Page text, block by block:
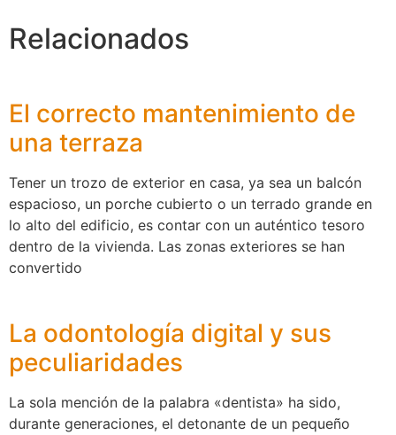
Relacionados
El correcto mantenimiento de
una terraza
Tener un trozo de exterior en casa, ya sea un balcón
espacioso, un porche cubierto o un terrado grande en
lo alto del edificio, es contar con un auténtico tesoro
dentro de la vivienda. Las zonas exteriores se han
convertido
La odontología digital y sus
peculiaridades
La sola mención de la palabra «dentista» ha sido,
durante generaciones, el detonante de un pequeño